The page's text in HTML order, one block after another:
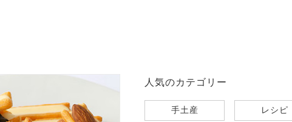
人気のカテゴリー
手土産 レシピ